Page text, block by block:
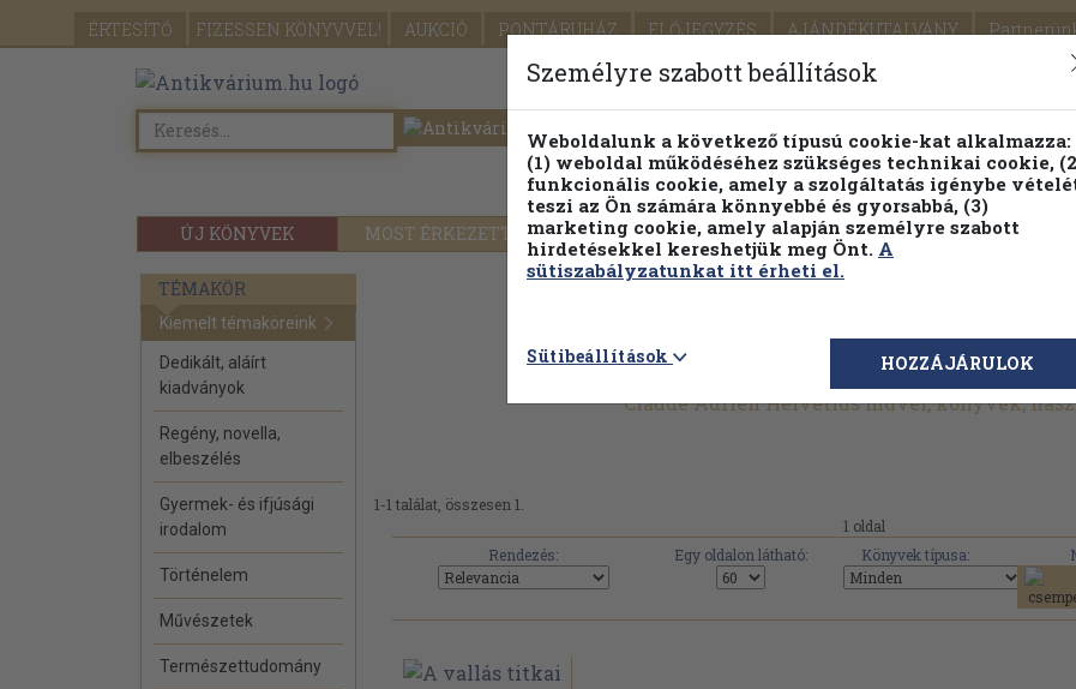
ÉRTESÍTŐ FIZESSEN KÖNYVVEL! AUKCIÓ PONTÁRUHÁZ ELŐJEGYZÉS AJÁNDÉKUTALVÁNY
SEGÍTSÉG
ÚJ KÖNYVEK MOST ÉRKEZETT PILLANATNYI ÁRAINK FENNTARTHATÓ
Részletes kereső Témaköri fa
TÉMAKÖR
Kiemelt témaköreink
Dedikált, aláírt
kiadványok
Regény, novella,
elbeszélés
Gyermek- és ifjúsági
irodalom
Történelem
Művészetek
Természettudomány
Claude Adrien Helvétius művei, könyvek,
1-1 találat, összesen 1.
1 oldal
Rendezés:
Egy oldalon látható: Könyvek típusa:
Személyre szabott beállítások
Weboldalunk a következő típusú cookie-kat alkalmazza:
(1) weboldal működéséhez szükséges technikai cookie,
funkcionális cookie, amely a szolgáltatás igénybe
teszi az Ön számára könnyebbé és gyorsabbá, (3)
marketing cookie, amely alapján személyre szabott
hirdetésekkel kereshetjük meg Önt. A
sütiszabályzatunkat itt érheti el.
Sütibeállítások HOZZÁJÁRULOK